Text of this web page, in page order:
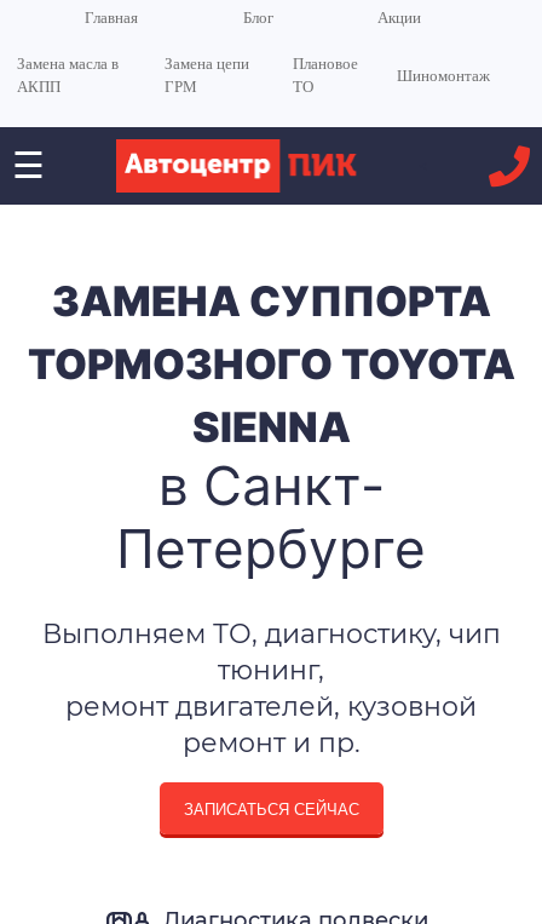
Главная Блог Акции
Замена масла в
АКПП
Замена цепи
ГРМ
Плановое
ТО
Шиномонтаж
☰
ЗАМЕНА СУППОРТА
ТОРМОЗНОГО TOYOTA
SIENNA
в Санкт-
Петербурге
Выполняем ТО, диагностику, чип
тюнинг,
ремонт двигателей, кузовной
ремонт и пр.
ЗАПИСАТЬСЯ СЕЙЧАС